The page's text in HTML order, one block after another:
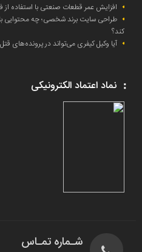
افزایش عمر قطعات صنعتی با استفاده از
طراحی سایت برند شخصی؛ چه محتوایی
کند؟
آیا وکیل کیفری می‌تواند در پرونده‌های
نماد اعتماد الکترونیکی
شـماره تمـاس